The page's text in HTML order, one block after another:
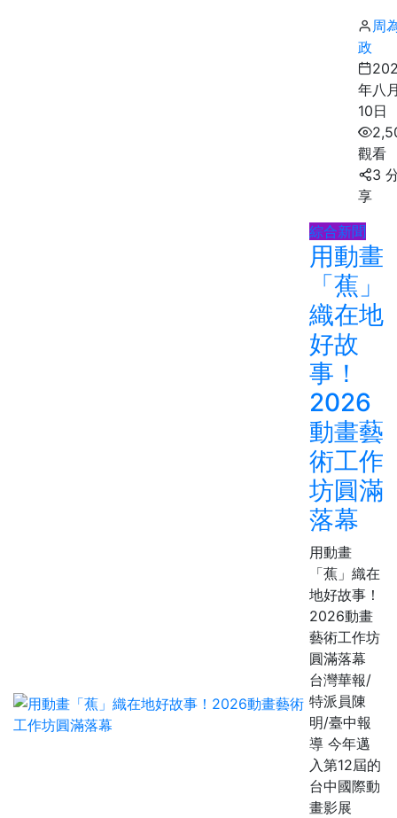
周
政
年八
10日
觀看
3
享
綜合新聞
用動畫
「蕉」
織在地
好故
事！
2026
動畫藝
術工作
坊圓滿
落幕
用動畫
「蕉」織在
地好故事！
2026動畫
藝術工作坊
圓滿落幕
台灣華報/
特派員陳
明/臺中報
導 今年邁
入第12屆的
台中國際動
畫影展